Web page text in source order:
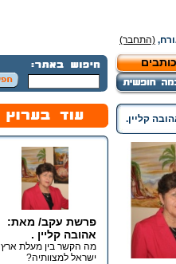
(התחבר)
קליין.
פרשת עקב/ מאת:
אהובה קליין .
מה הקשר בין מעלת ארץ
ישראל למצוותיה?